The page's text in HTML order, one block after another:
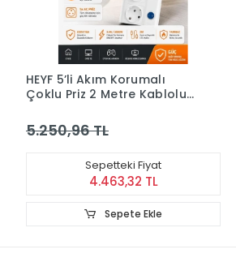
HEYF 5’li Akım Korumalı
Çoklu Priz 2 Metre Kablolu
2usb-a 2 Usb-c Pd 20w
Hızlı Ftr-28
5.250,96 TL
Sepetteki Fiyat
4.463,32 TL
Sepete Ekle